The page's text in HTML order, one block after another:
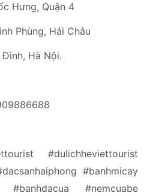
Hưng, Quận 4
Phùng, Hải Châu
Đình, Hà Nội.
#dulichheviettourist
#banhmicay
#banhdacua #nemcuabe